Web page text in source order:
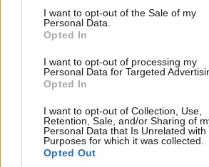
consent section.
I want to opt-out of the Sale of my
Personal Data.
Opted In
I want to opt-out of processing my
Personal Data for Targeted
Opted In
I want to opt-out of Collection, Use,
Retention, Sale, and/or Sharing of
Personal Data that Is Unrelated with
Purposes for which it was collected.
Opted Out
ίση με την απώλεια εισοδημάτων
φορολογίας ακινήτων και
τους ακίνητο ανάλογα με την
ακίνητα απώλεσαν ενοικιαστή ή
κρίσης να απαλλαγούν ολοσχερώς
κάθε άλλο φόρο που τα βαραίνει.